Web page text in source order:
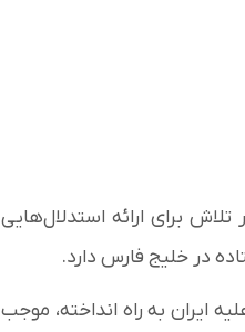
برای ارائه استدلال‌هایی
در خلیج فارس دارد.
ایران به راه انداخته، موجب